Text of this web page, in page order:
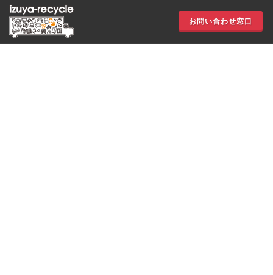
お問い合わせ窓口